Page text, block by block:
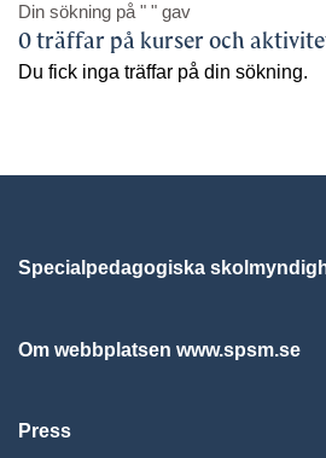
Din sökning på " " gav
0 träffar på kurser och
Du fick inga träffar på din sökning.
Specialpedagogiska
Om webbplatsen www.spsm.se
Press